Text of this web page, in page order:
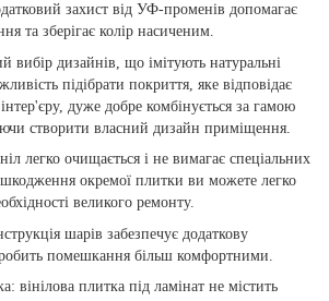
захист від УФ-променів допомагає
та зберігає колір насиченим.
вибір дизайнів, що імітують натуральні
підібрати покриття, яке відповідає
дуже добре комбінується за гамою
створити власний дизайн приміщення.
легко очищається і не вимагає спеціальних
окремої плитки ви можете легко
великого ремонту.
шарів забезпечує додаткову
робить помешкання більш комфортними.
вінілова плитка під ламінат не містить